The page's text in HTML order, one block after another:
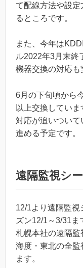
て配線方法や設
るところです。
また、今年は
ル2022年3月末終
機器交換の対応も
6月の下旬頃から
以上交換してい
対応が追いつい
進める予定です。
遠隔監視シ
12/1より遠隔監視
ズン12/1～3/31ま
札幌本社の遠隔
海度・東北の全
ます。